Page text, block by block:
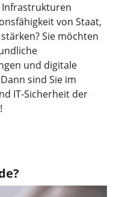
von Staat,
Sie möchten
und digitale
sind Sie im
IT-Sicherheit der